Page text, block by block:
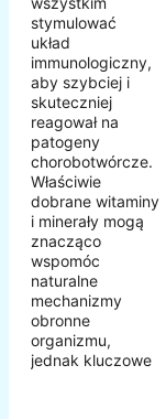
stymulować
układ
immunologiczny,
aby szybciej i
skuteczniej
reagował na
patogeny
chorobotwórcze.
Właściwie
dobrane witaminy
i minerały mogą
znacząco
wspomóc
naturalne
mechanizmy
obronne
organizmu,
jednak kluczowe